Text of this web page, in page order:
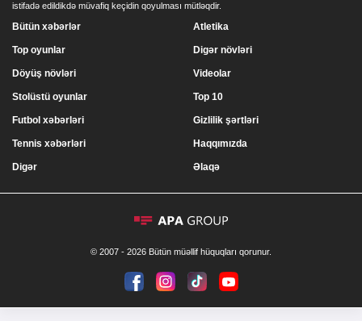
istifadə edildikdə müvafiq keçidin qoyulması mütləqdir.
Bütün xəbərlər
Top oyunlar
Döyüş növləri
Stolüstü oyunlar
Atletika
Digər növləri
Videolar
Top 10
Futbol xəbərləri
Tennis xəbərləri
Digər
Gizlilik şərtləri
Haqqımızda
Əlaqə
© 2007 - 2026 Bütün müəllif hüquqları qorunur.